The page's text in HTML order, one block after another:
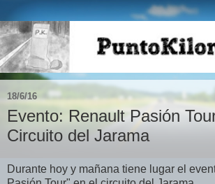
18/6/16
Evento: Renault Pasión
Circuito del Jarama
Durante hoy y mañana tiene lugar el